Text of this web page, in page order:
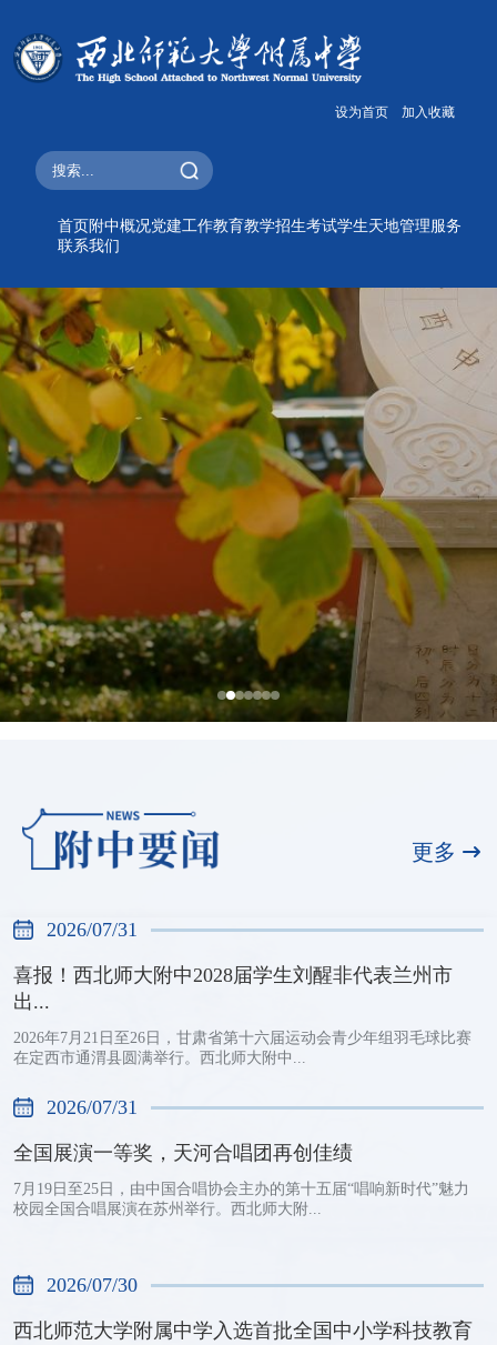
设为首页 加入收藏
首页 附中概况党建工作教育教学招生考试学生天地管理服务
联系我们
更多
全国展演一等奖，天河合唱团再创佳绩
2026/07/31
2026/07/31
喜报！西北师大附中2028届学生刘醒非代表兰州市
出...
2026年7月21日至26日，甘肃省第十六届运动会青少年组羽毛球比赛
在定西市通渭县圆满举行。西北师大附中...
2026/07/31
全国展演一等奖，天河合唱团再创佳绩
7月19日至25日，由中国合唱协会主办的第十五届“唱响新时代”魅力
校园全国合唱展演在苏州举行。西北师大附...
2026/07/30
西北师范大学附属中学入选首批全国中小学科技教育